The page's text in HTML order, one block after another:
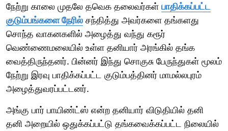
நேற்று காலை முதலே தவெக தலைவர்கள் பாதிக்கப்பட்ட
குடும்பங்களை நேரில் சந்தித்து அவர்களை தங்களது
சொந்த வாகனகளில் அழைத்து வந்து கரூர்
வெண்ணைமலையில் உள்ள தனியார் அரங்கில் தங்க
வைத்திருந்தனர். பின்னர் இந்து சொகுசு பேருந்துகள் மூலம்
நேற்று இரவு பாதிக்கப்பட்ட குடும்பத்தினர் மாமல்லபுரம்
அழைத்துவரப்பட்டனர்.
அங்கு பார் பாயிண்ட்ஸ் என்ற தனியார் விடுதியில் தனி
தனி அறையில் ஒதுக்கப்பட்டு தங்கவைக்கப்பட்ட நிலையில்